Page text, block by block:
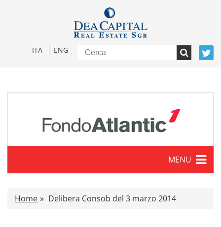
ITA ENG
MENU
Caratteristiche
Home Delibera Consob del 3 marzo 2014